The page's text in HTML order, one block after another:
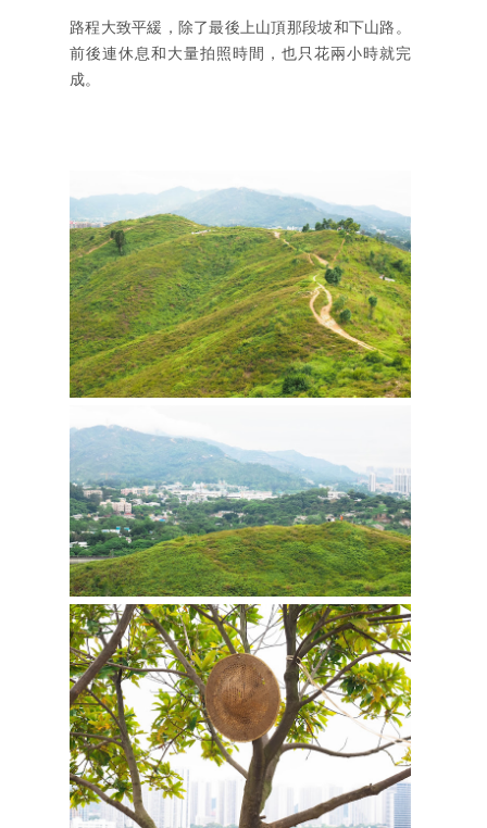
路程大致平緩，除了最後上山頂那段坡和下山路。
前後連休息和大量拍照時間，也只花兩小時就完
成。